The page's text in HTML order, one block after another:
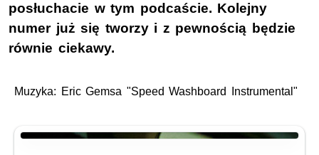
posłuchacie w tym podcaście. Kolejny
numer już się tworzy i z pewnością będzie
równie ciekawy.
Muzyka: Eric Gemsa "Speed Washboard Instrumental"